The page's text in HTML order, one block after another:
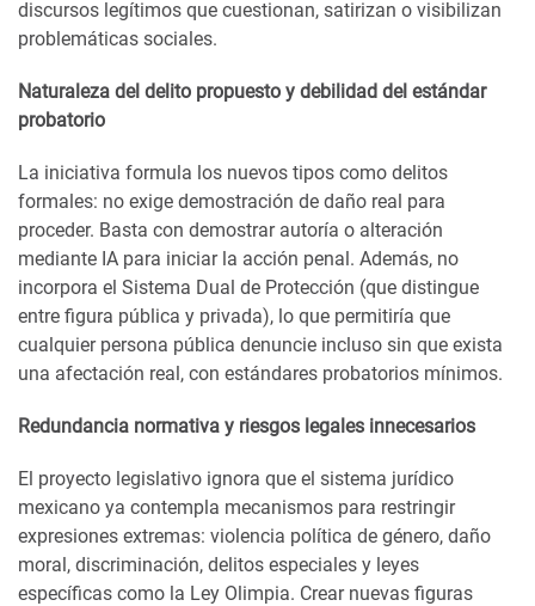
discursos legítimos que cuestionan, satirizan o visibilizan
problemáticas sociales.
Naturaleza del delito propuesto y debilidad del estándar
probatorio
La iniciativa formula los nuevos tipos como delitos
formales: no exige demostración de daño real para
proceder. Basta con demostrar autoría o alteración
mediante IA para iniciar la acción penal. Además, no
incorpora el Sistema Dual de Protección (que distingue
entre figura pública y privada), lo que permitiría que
cualquier persona pública denuncie incluso sin que exista
una afectación real, con estándares probatorios mínimos.
Redundancia normativa y riesgos legales innecesarios
El proyecto legislativo ignora que el sistema jurídico
mexicano ya contempla mecanismos para restringir
expresiones extremas: violencia política de género, daño
moral, discriminación, delitos especiales y leyes
específicas como la Ley Olimpia. Crear nuevas figuras